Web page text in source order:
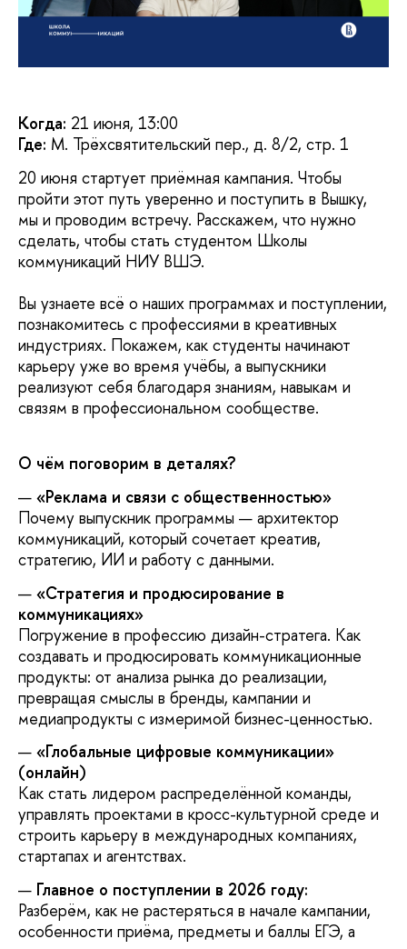
Когда: 21 июня, 13:00
Где: М. Трёхсвятительский пер., д. 8/2, стр. 1
20 июня стартует приёмная кампания. Чтобы
пройти этот путь уверенно и поступить в Вышку,
мы и проводим встречу. Расскажем, что нужно
сделать, чтобы стать студентом Школы
коммуникаций НИУ ВШЭ.
ы узнаете всё о наших программах и поступлении,
познакомитесь с профессиями в креативных
индустриях. Покажем, как студенты начинают
карьеру уже во время учёбы, а выпускники
реализуют себя благодаря знаниям, навыкам и
связям в профессиональном сообществе.
О чём поговорим в деталях?
«Реклама и связи с общественностью»
Почему выпускник программы — архитектор
коммуникаций, который сочетает креатив,
стратегию, ИИ и работу с данными.
«Стратегия и продюсирование
коммуникациях»
Погружение в профессию дизайн-стратега. Как
создавать и продюсировать коммуникационные
продукты: от анализа рынка до реализации,
превращая смыслы в бренды, кампании и
медиапродукты с измеримой бизнес-ценностью.
«Глобальные цифровые коммуникации»
(онлайн)
Как стать лидером распределённой команды,
управлять проектами в кросс-культурной среде и
строить карьеру в международных компаниях,
стартапах и агентствах.
Главное о поступлении в 2026 году:
Разберём, как не растеряться в начале кампании,
особенности приёма, предметы и баллы ЕГЭ, а